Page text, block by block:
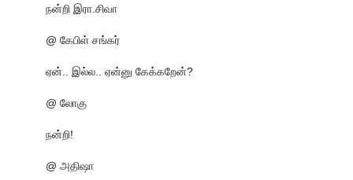
நன்றி இரா.சிவா
@ கேபிள் சங்கர்
ஏன்.. இல்ல.. ஏன்னு கேக்கறேன்?
@ லோகு
நன்றி!
@ அதிஷா